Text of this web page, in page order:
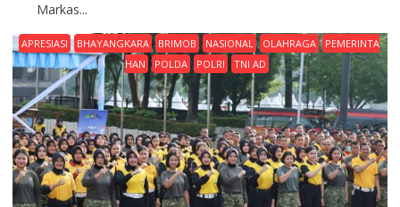
Markas...
APRESIASI BHAYANGKARA BRIMOB NASIONAL OLAHRAGA
PEMERINTA
HAN
POLDA POLRI TNI AD